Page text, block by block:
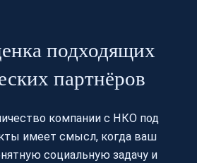
подходящих
партнёров
компании с НКО под
имеет смысл, когда ваш
социальную задачу и